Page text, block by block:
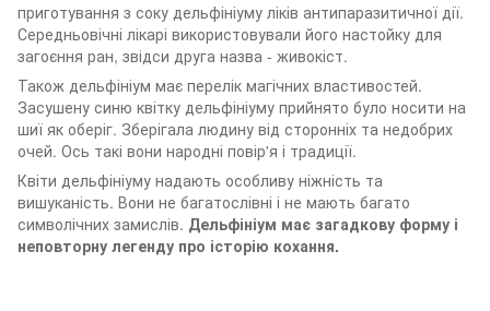
приготування з соку дельфініуму ліків антипаразитичної дії.
Середньовічні лікарі використовували його настойку для
загоєння ран, звідси друга назва - живокіст.
Також дельфініум має перелік магічних властивостей.
Засушену синю квітку дельфініуму прийнято було носити на
шиї як оберіг. Зберігала людину від сторонніх та недобрих
очей. Ось такі вони народні повір'я і традиції.
Квіти дельфініуму надають особливу ніжність та
вишуканість. Вони не багатослівні і не мають багато
символічних замислів. Дельфініум має загадкову форму і
неповторну легенду про історію кохання.